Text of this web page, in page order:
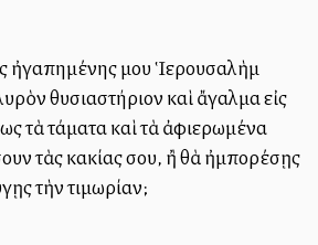
ἠγαπημένης μου Ἱερουσαλὴμ
θυσιαστήριον καὶ ἄγαλμα εἰς
τὰ τάματα καὶ τὰ ἀφιερωμένα
τὰς κακίας σου, ἢ θὰ ἠμπορέσῃς
τὴν τιμωρίαν;